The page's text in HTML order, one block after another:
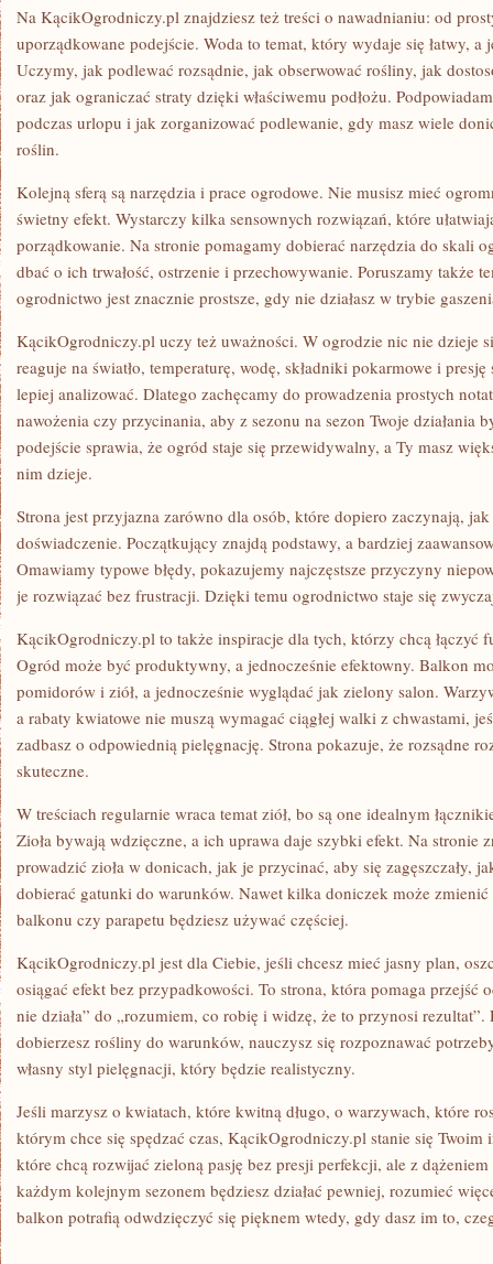
Na KącikOgrodniczy.pl znajdziesz też treści o nawadnianiu: od
uporządkowane podejście. Woda to temat, który wydaje się łatwy,
Uczymy, jak podlewać rozsądnie, jak obserwować rośliny, jak
oraz jak ograniczać straty dzięki właściwemu podłożu.
podczas urlopu i jak zorganizować podlewanie, gdy masz wiele
roślin.
Kolejną sferą są narzędzia i prace ogrodowe. Nie musisz mieć
świetny efekt. Wystarczy kilka sensownych rozwiązań, które
porządkowanie. Na stronie pomagamy dobierać narzędzia do skali
dbać o ich trwałość, ostrzenie i przechowywanie. Poruszamy także
ogrodnictwo jest znacznie prostsze, gdy nie działasz w trybie
KącikOgrodniczy.pl uczy też uważności. W ogrodzie nic nie dzieje
reaguje na światło, temperaturę, wodę, składniki pokarmowe i
lepiej analizować. Dlatego zachęcamy do prowadzenia prostych
nawożenia czy przycinania, aby z sezonu na sezon Twoje działania
podejście sprawia, że ogród staje się przewidywalny, a Ty masz
nim dzieje.
Strona jest przyjazna zarówno dla osób, które dopiero zaczynają,
doświadczenie. Początkujący znajdą podstawy, a bardziej
Omawiamy typowe błędy, pokazujemy najczęstsze przyczyny
je rozwiązać bez frustracji. Dzięki temu ogrodnictwo staje się
KącikOgrodniczy.pl to także inspiracje dla tych, którzy chcą łączyć
Ogród może być produktywny, a jednocześnie efektowny. Balkon
pomidorów i ziół, a jednocześnie wyglądać jak zielony salon.
a rabaty kwiatowe nie muszą wymagać ciągłej walki z chwastami,
zadbasz o odpowiednią pielęgnację. Strona pokazuje, że rozsądne
skuteczne.
W treściach regularnie wraca temat ziół, bo są one idealnym
Zioła bywają wdzięczne, a ich uprawa daje szybki efekt. Na stronie
prowadzić zioła w donicach, jak je przycinać, aby się zagęszczały,
dobierać gatunki do warunków. Nawet kilka doniczek może zmienić
balkonu czy parapetu będziesz używać częściej.
KącikOgrodniczy.pl jest dla Ciebie, jeśli chcesz mieć jasny plan,
osiągać efekt bez przypadkowości. To strona, która pomaga przejść
nie działa” do „rozumiem, co robię i widzę, że to przynosi
dobierzesz rośliny do warunków, nauczysz się rozpoznawać
własny styl pielęgnacji, który będzie realistyczny.
Jeśli marzysz o kwiatach, które kwitną długo, o warzywach, które
którym chce się spędzać czas, KącikOgrodniczy.pl stanie się
które chcą rozwijać zieloną pasję bez presji perfekcji, ale z
każdym kolejnym sezonem będziesz działać pewniej, rozumieć
balkon potrafią odwdzięczyć się pięknem wtedy, gdy dasz im to,